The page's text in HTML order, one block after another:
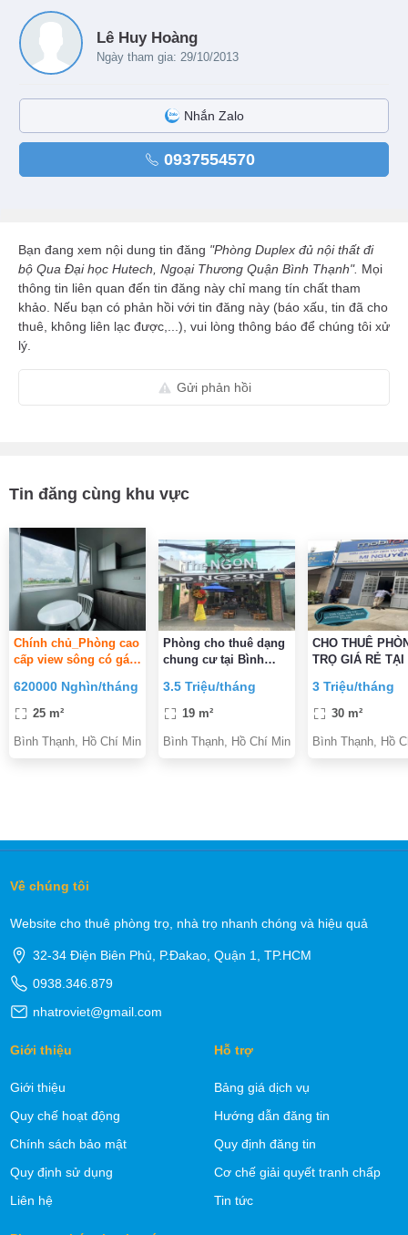
Lê Huy Hoàng
Ngày tham gia: 29/10/2013
Nhắn Zalo
0937554570
Bạn đang xem nội dung tin đăng "Phòng Duplex đủ nội thất đi
bộ Qua Đại học Hutech, Ngoại Thương Quận Bình Thạnh". Mọi
thông tin liên quan đến tin đăng này chỉ mang tín chất tham
khảo. Nếu bạn có phản hồi với tin đăng này (báo xấu, tin đã cho
thuê, không liên lạc được,...), vui lòng thông báo để chúng tôi xử
lý.
Gửi phản hồi
Tin đăng cùng khu vực
Chính chủ_Phòng cao
cấp view sông có gác
620000 Nghìn/tháng
25 m²
Bình Thạnh, Hồ Chí Minh
Phòng cho thuê dạng
chung cư tại Bình
3.5 Triệu/tháng
19 m²
Bình Thạnh, Hồ Chí Minh
CHO THUÊ
TRỌ GIÁ RẺ TẠI
3 Triệu/tháng
30 m²
Bình Thạnh, Hồ
Về chúng tôi
Website cho thuê phòng trọ, nhà trọ nhanh chóng và hiệu quả
32-34 Điện Biên Phủ, P.Đakao, Quận 1, TP.HCM
0938.346.879
nhatroviet@gmail.com
Giới thiệu
Giới thiệu
Quy chế hoạt động
Chính sách bảo mật
Quy định sử dụng
Liên hệ
Hỗ trợ
Bảng giá dịch vụ
Hướng dẫn đăng tin
Quy định đăng tin
Cơ chế giải quyết tranh chấp
Tin tức